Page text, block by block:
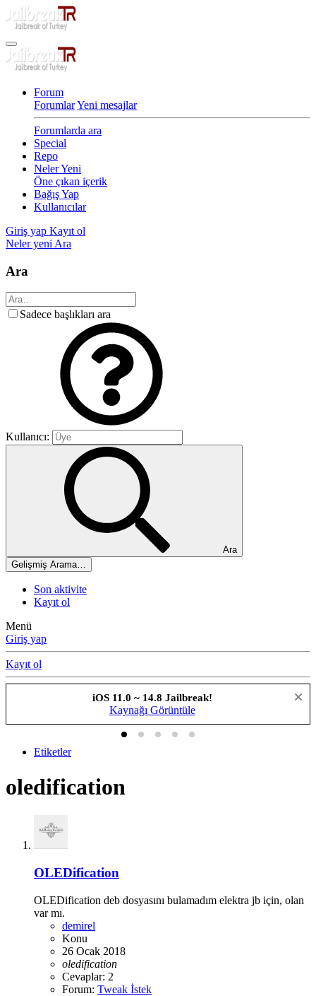
Forum
ForumlarYeni mesajlar
Forumlarda ara
Special
Repo
Neler Yeni
Öne çıkan içerik
Bağış Yap
Kullanıcılar
Giriş yap Kayıt ol
Neler yeni Ara
Ara
Sadece başlıkları ara
Kullanıcı:
Ara
Gelişmiş Arama…
Son aktivite
Kayıt ol
Menü
Giriş yap
Kayıt ol
iOS 11.0 ~ 14.8 Jailbreak!
Kaynağı Görüntüle
Etiketler
oledification
OLEDification
OLEDification deb dosyasını bulamadım elektra jb için, olan
var mı.
demirel
Konu
26 Ocak 2018
oledification
Cevaplar: 2
Forum: Tweak İstek